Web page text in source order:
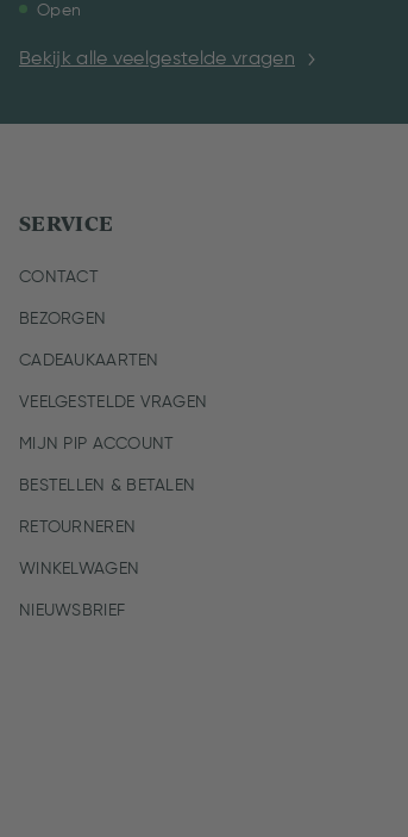
Open
Bekijk alle veelgestelde vragen
SERVICE
CONTACT
BEZORGEN
CADEAUKAARTEN
VEELGESTELDE VRAGEN
MIJN PIP ACCOUNT
BESTELLEN & BETALEN
RETOURNEREN
WINKELWAGEN
NIEUWSBRIEF